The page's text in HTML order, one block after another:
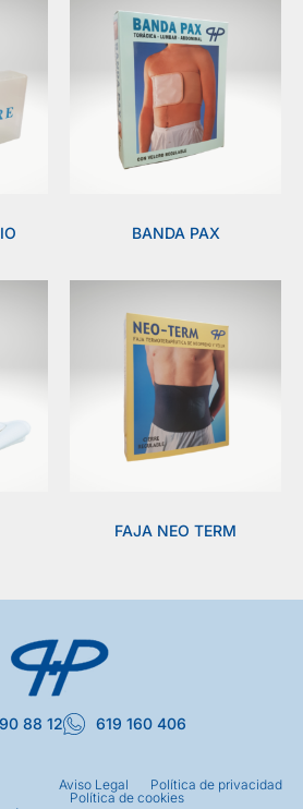
BANDA PAX
FAJA NEO TERM
88 12 619 160 406
Aviso Legal
Política de privacidad
Política de cookies